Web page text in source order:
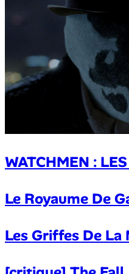
WATCHMEN :
Le Royaume De
Les Griffes De